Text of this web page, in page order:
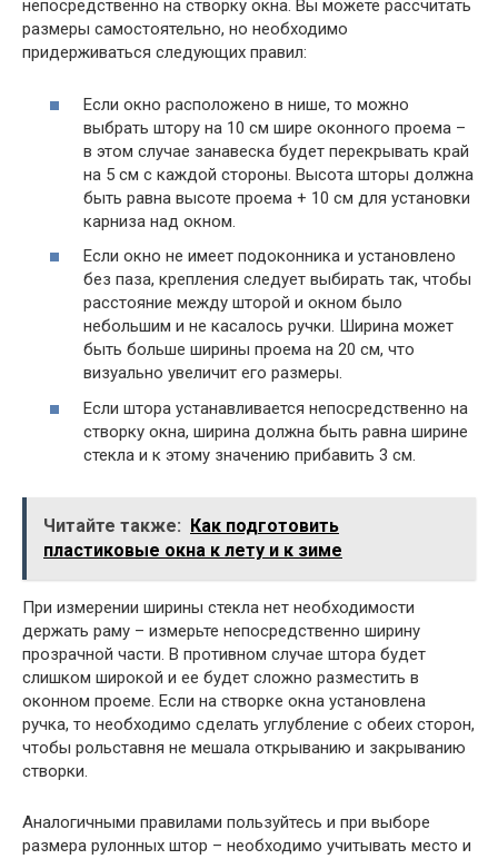
непосредственно на створку окна. Вы можете рассчитать
размеры самостоятельно, но необходимо
придерживаться следующих правил:
Если окно расположено в нише, то можно
выбрать штору на 10 см шире оконного проема –
в этом случае занавеска будет перекрывать край
на 5 см с каждой стороны. Высота шторы должна
быть равна высоте проема + 10 см для установки
карниза над окном.
Если окно не имеет подоконника и установлено
без паза, крепления следует выбирать так, чтобы
расстояние между шторой и окном было
небольшим и не касалось ручки. Ширина может
быть больше ширины проема на 20 см, что
визуально увеличит его размеры.
Если штора устанавливается непосредственно на
створку окна, ширина должна быть равна ширине
стекла и к этому значению прибавить 3 см.
Читайте также: Как подготовить
пластиковые окна к лету и к зиме
При измерении ширины стекла нет необходимости
держать раму – измерьте непосредственно ширину
прозрачной части. В противном случае штора будет
слишком широкой и ее будет сложно разместить в
оконном проеме. Если на створке окна установлена ​​
ручка, то необходимо сделать углубление с обеих сторон,
чтобы рольставня не мешала открыванию и закрыванию
створки.
Аналогичными правилами пользуйтесь и при выборе
размера рулонных штор – необходимо учитывать место и